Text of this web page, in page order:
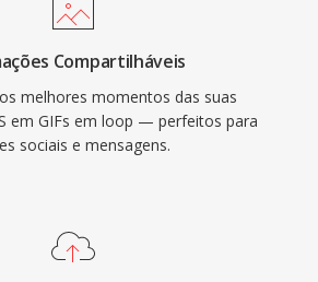
Compartilháveis
melhores momentos das suas
em GIFs em loop — perfeitos para
sociais e mensagens.